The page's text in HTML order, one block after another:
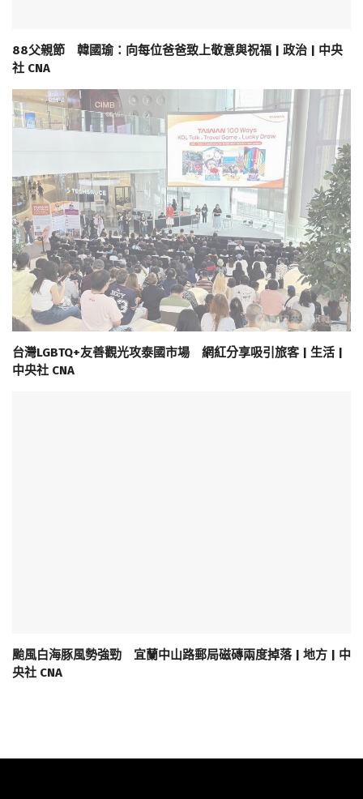
88父親節 韓國瑜：向每位爸爸致上敬意與祝福 | 政治 | 中央
社 CNA
台灣LGBTQ+友善觀光攻泰國市場 網紅分享吸引旅客 | 生活 |
中央社 CNA
颱風白海豚風勢強勁 宜蘭中山路郵局磁磚兩度掉落 | 地方 | 中
央社 CNA